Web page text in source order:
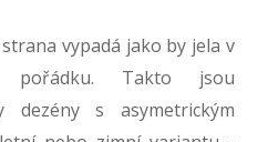
vypadá jako by jela v
Takto jsou
dezény s asymetrickým